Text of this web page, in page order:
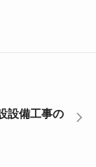
設備工事の